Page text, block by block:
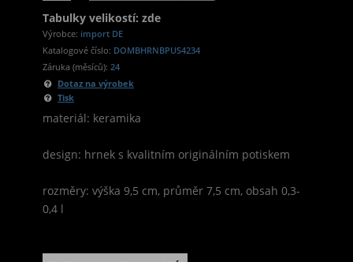
Tabulky velikostí: zde
Výrobce: import DE
Katalogové číslo: DOMBHRNBPUS4234
Záruka (měsíců): 24
Dotaz na výrobek
Tisk
materiál: keramika
design: hrnek s kvalitním originálním potiskem
rozměry: výška 9,5 cm, průměr 7,5 cm, obsah 0,3-
0,4 l